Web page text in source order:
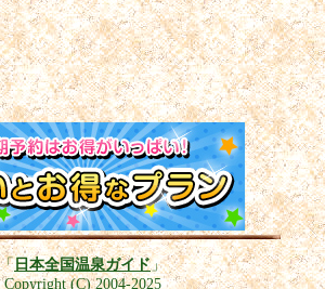
「日本全国温泉ガイド」
Copyright (C) 2004-2025